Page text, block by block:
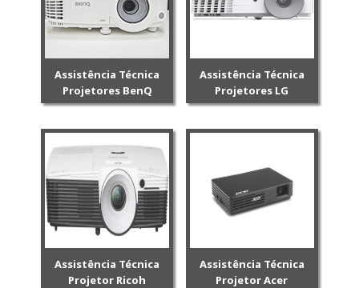
Assistência Técnica
Projetores BenQ
Assistência Técnica
Projetores LG
Assistência Técnica
Projetor Ricoh
Assistência Técnica
Projetor Acer